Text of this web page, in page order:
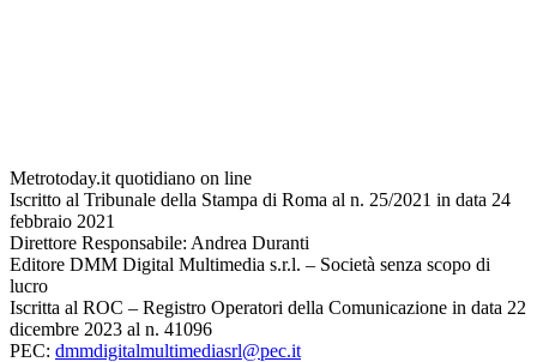
Metrotoday.it quotidiano on line
Iscritto al Tribunale della Stampa di Roma al n. 25/2021 in data 24
febbraio 2021
Direttore Responsabile: Andrea Duranti
Editore DMM Digital Multimedia s.r.l. – Società senza scopo di
lucro
Iscritta al ROC – Registro Operatori della Comunicazione in data 22
dicembre 2023 al n. 41096
PEC: dmmdigitalmultimediasrl@pec.it